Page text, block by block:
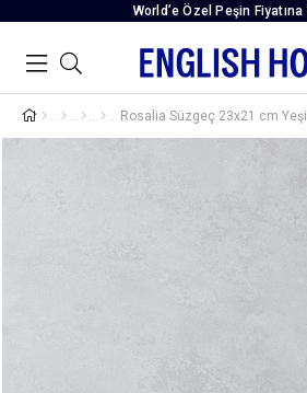
World’e Özel Peşin Fiyatına
Rosalia Süzgeç 23x21 cm Yeşil